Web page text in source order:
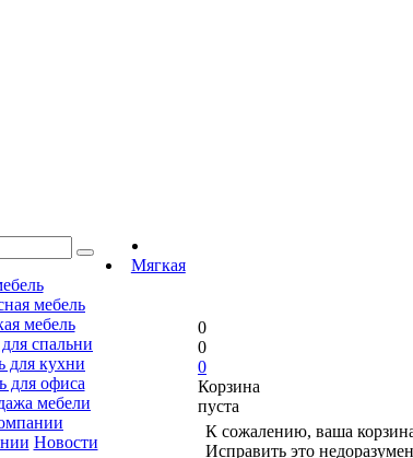
Мягкая
мебель
мебель
спальни
для кухни
для офиса
мебели
Новости
0
0
0
Корзина
пуста
К сожалению, ваша
Исправить это